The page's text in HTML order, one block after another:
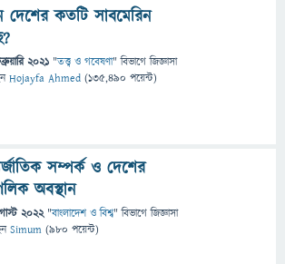
কতটি সাবমেরিন
2021 "তত্ত্ব ও গবেষণা" বিভাগে জিজ্ঞাসা
Hojayfa Ahmed (135,490 পয়েন্ট)
সম্পর্ক ও দেশের
অবস্থান
2022 "বাংলাদেশ ও বিশ্ব" বিভাগে জিজ্ঞাসা
Simum (980 পয়েন্ট)